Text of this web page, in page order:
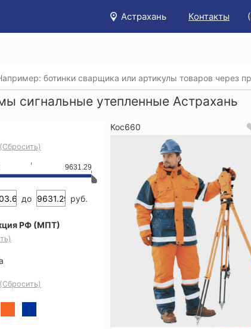
Астрахань Контакты
сигнальные утепленные Астрахань
(Сбросить)
9631.29
до руб.
РФ (МПТ)
(Сбросить)
Кос660